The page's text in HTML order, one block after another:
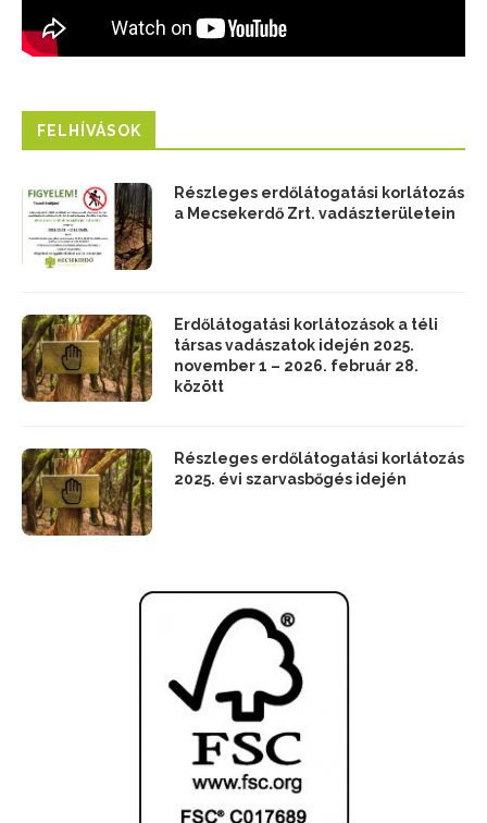
FELHÍVÁSOK
Részleges erdőlátogatási korlátozás
a Mecsekerdő Zrt. vadászterületein
Erdőlátogatási korlátozások a téli
társas vadászatok idején 2025.
november 1 – 2026. február 28.
között
Részleges erdőlátogatási korlátozás
2025. évi szarvasbőgés idején